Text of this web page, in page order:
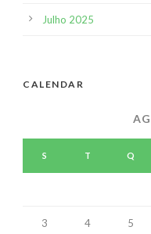
Julho 2025
CALENDAR
S T Q
3 4 5